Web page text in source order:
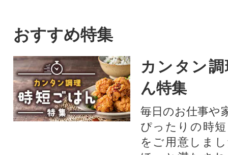
おすすめ特集
カンタン
ん特集
毎日のお仕事や
ぴったりの時
をご用意しま